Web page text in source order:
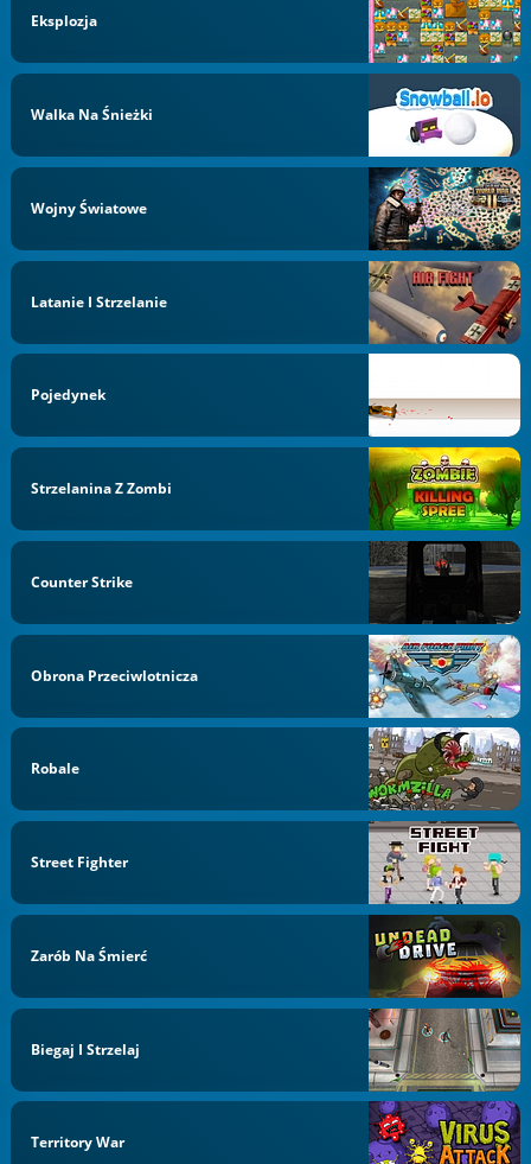
Eksplozja
Walka Na Śnieżki
Wojny Światowe
Latanie I Strzelanie
Pojedynek
Strzelanina Z Zombi
Counter Strike
Obrona Przeciwlotnicza
Robale
Street Fighter
Zarób Na Śmierć
Biegaj I Strzelaj
Territory War